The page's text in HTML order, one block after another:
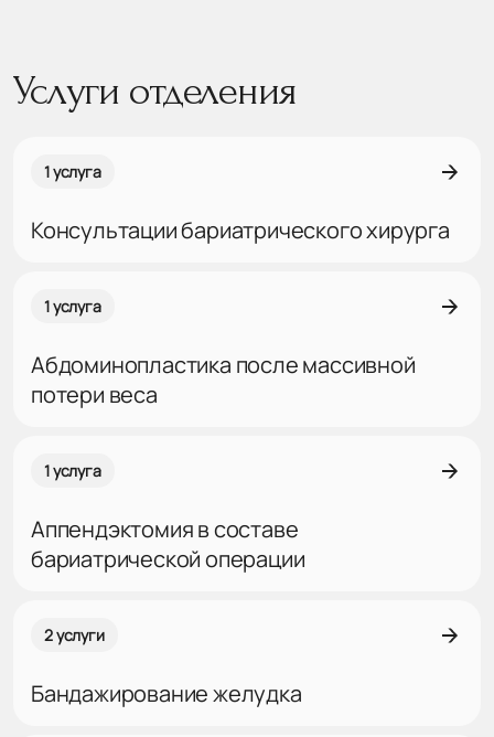
Услуги отделения
1 услуга
Консультации бариатрического хирурга
1 услуга
Абдоминопластика после массивной
потери веса
1 услуга
Аппендэктомия в составе
бариатрической операции
2 услуги
Бандажирование желудка